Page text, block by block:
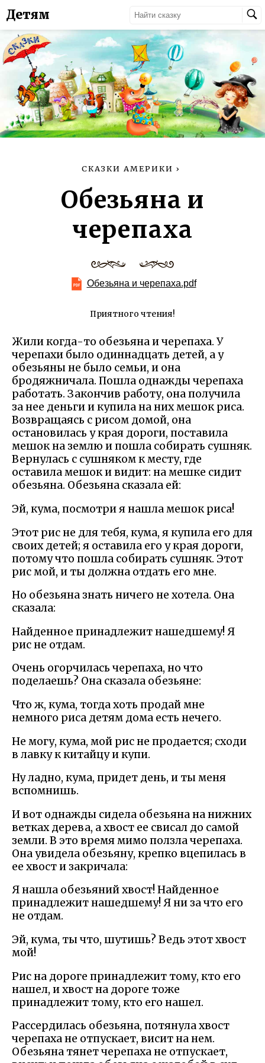
Детям
СКАЗКИ АМЕРИКИ ›
Обезьяна и
черепаха
Обезьяна и черепаха.pdf
Приятного чтения!
Жили когда-то обезьяна и черепаха. У
черепахи было одиннадцать детей, а у
обезьяны не было семьи, и она
бродяжничала. Пошла однажды черепаха
работать. Закончив работу, она получила
за нее деньги и купила на них мешок риса.
Возвращаясь с рисом домой, она
остановилась у края дороги, поставила
мешок на землю и пошла собирать сушняк.
Вернулась с сушняком к месту, где
оставила мешок и видит: на мешке сидит
обезьяна. Обезьяна сказала ей:
Эй, кума, посмотри я нашла мешок риса!
Этот рис не для тебя, кума, я купила его для
своих детей; я оставила его у края дороги,
потому что пошла собирать сушняк. Этот
рис мой, и ты должна отдать его мне.
Но обезьяна знать ничего не хотела. Она
сказала:
Найденное принадлежит нашедшему! Я
рис не отдам.
Очень огорчилась черепаха, но что
поделаешь? Она сказала обезьяне:
Что ж, кума, тогда хоть продай мне
немного риса детям дома есть нечего.
Не могу, кума, мой рис не продается; сходи
в лавку к китайцу и купи.
Ну ладно, кума, придет день, и ты меня
вспомнишь.
И вот однажды сидела обезьяна на нижних
ветках дерева, а хвост ее свисал до самой
земли. В это время мимо ползла черепаха.
Она увидела обезьяну, крепко вцепилась в
ее хвост и закричала:
Я нашла обезьяний хвост! Найденное
принадлежит нашедшему! Я ни за что его
не отдам.
Эй, кума, ты что, шутишь? Ведь этот хвост
мой!
Рис на дороге принадлежит тому, кто его
нашел, и хвост на дороге тоже
принадлежит тому, кто его нашел.
Рассердилась обезьяна, потянула хвост
черепаха не отпускает, висит на нем.
Обезьяна тянет черепаха не отпускает,